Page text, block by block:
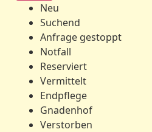
Neu
Suchend
Anfrage gestoppt
Notfall
Reserviert
Vermittelt
Endpflege
Gnadenhof
Verstorben